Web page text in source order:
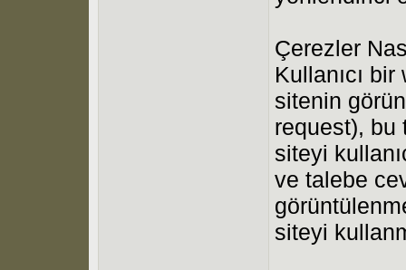
Çerezler
Kullanıcı
sitenin
request), bu
siteyi
ve talebe
siteyi